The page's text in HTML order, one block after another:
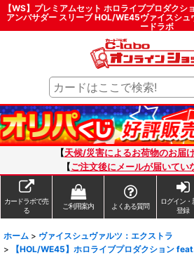
【WS】プレミアムセット ホロライブプロダク
アンバサダー スリーブ HOL/WE45ヴァイスシュ
ードラボ
【天候/災害によるお荷物のお届
【ご注文後にメールが届いてい
カードラボで売
る
ご利用案内 よくある質問
ログイン・
登録
ホーム > ヴァイスシュヴァルツ：エクストラ
>
【HOL/WE45】ホロライブプロダクション